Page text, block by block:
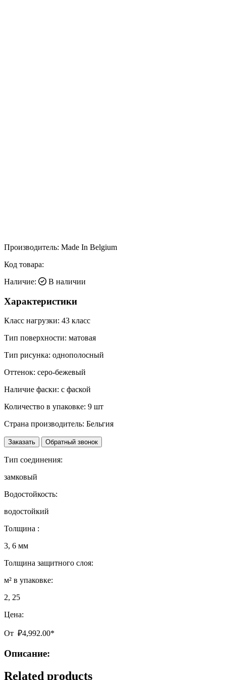
Производитель: Made In Belgium
Код товара:
Наличие:
В наличии
Характеристики
Класс нагрузки: 43 класс
Тип поверхности: матовая
Тип рисунка: однополосный
Оттенок: серо-бежевый
Наличие фаски: с фаской
Количество в упаковке: 9 шт
Страна производитель: Бельгия
Заказать Обратный звонок
Тип соединения:
замковый
Водостойкость:
водостойкий
Толщина :
3, 6 мм
Толщина защитного слоя:
м² в упаковке:
2, 25
Цена:
От ₽4,992.00*
Описание:
Related products